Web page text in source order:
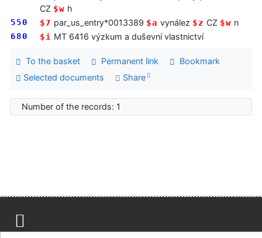
CZ $w h
550 $7 par_us_entry*0013389 $a vynález $z CZ $w n
680 $i MT 6416 výzkum a duševní vlastnictví
To the basket Permanent link
Bookmark
Selected documents
Share
Number of the records: 1